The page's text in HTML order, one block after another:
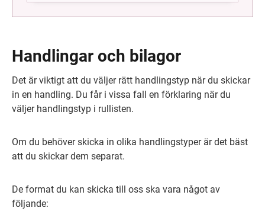
Handlingar och bilagor
Det är viktigt att du väljer rätt handlingstyp när du skickar
in en handling. Du får i vissa fall en förklaring när du
väljer handlingstyp i rullisten.
Om du behöver skicka in olika handlingstyper är det bäst
att du skickar dem separat.
De format du kan skicka till oss ska vara något av
följande: